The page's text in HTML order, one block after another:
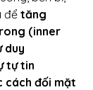
để tăng
(inner
duy
tự tin
cách đối mặt